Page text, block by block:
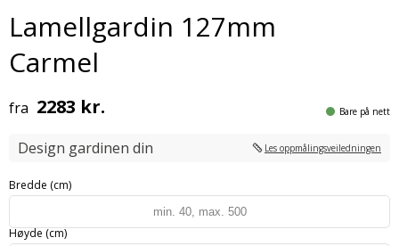
Lamellgardin 127mm
Carmel
fra 2283 kr. Bare på nett
Design gardinen din Les oppmålingsveiledningen
Bredde (cm)
Høyde (cm)